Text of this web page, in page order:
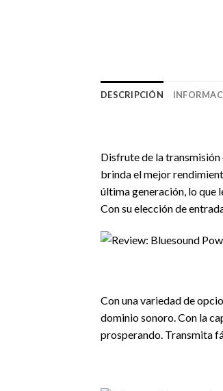
DESCRIPCIÓN
Disfrute de la transmisión
brinda el mejor
última generación, lo que
Con su elección de
Con una variedad de
dominio sonoro. Con la
prosperando. Transmita